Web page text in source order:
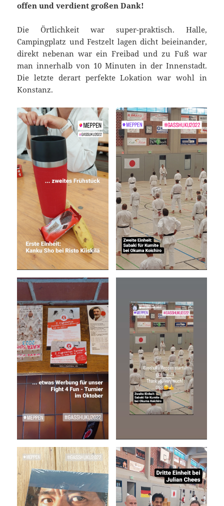
offen und verdient großen Dank!
Die Örtlichkeit war super-praktisch. Halle,
Campingplatz und Festzelt lagen dicht beieinander,
direkt nebenan war ein Freibad und zu Fuß war
man innerhalb von 10 Minuten in der Innenstadt.
Die letzte derart perfekte Lokation war wohl in
Konstanz.